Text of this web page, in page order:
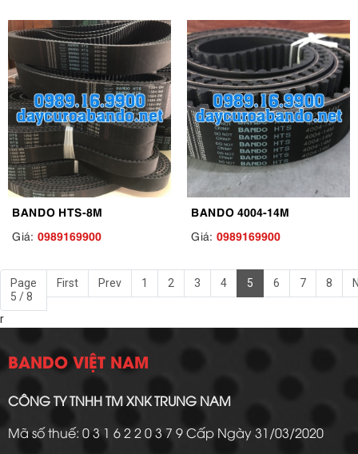
BANDO HTS-8M
Giá: 0989169900
BANDO 4004-14M
Giá: 0989169900
Page
5 / 8
First Prev 1 2 3 4 5 6 7 8
r
BANDO VIỆT NAM
CÔNG TY TNHH TM XNK TRUNG NAM
Mã số thuế: 0 3 1 6 2 2 0 3 7 9 Cấp Ngày 31/03/2020